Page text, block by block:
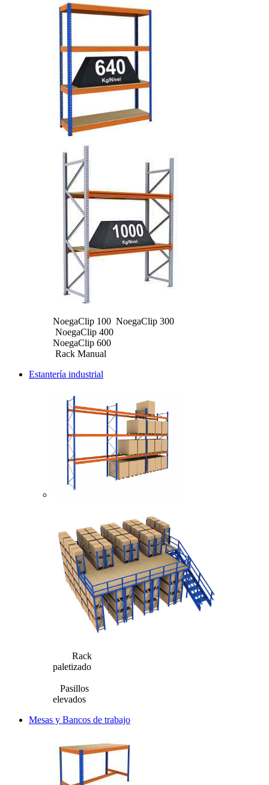
NoegaClip 100 NoegaClip 300
NoegaClip 400
NoegaClip 600
Rack Manual
Estantería industrial
Rack
paletizado
Pasillos
elevados
Mesas y Bancos de trabajo